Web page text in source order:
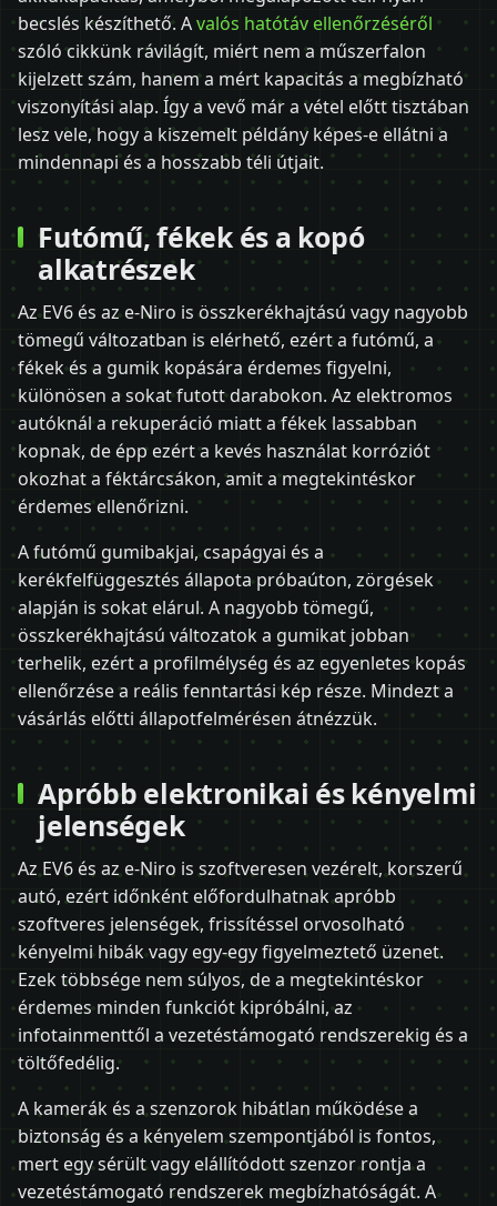
becslés készíthető. Avalós hatótáv ellenőrzéséről
szóló cikkünk rávilágít, miért nem a műszerfalon
kijelzett szám, hanem a mért kapacitás a megbízható
viszonyítási alap. Így a vevő már a vétel előtt tisztában
lesz vele, hogy a kiszemelt példány képes-e ellátni a
mindennapi és a hosszabb téli útjait.
Futómű, fékek és a kopó
alkatrészek
Az EV6 és az e-Niro is összkerékhajtású vagy nagyobb
tömegű változatban is elérhető, ezért a futómű, a
fékek és a gumik kopására érdemes figyelni,
különösen a sokat futott darabokon. Az elektromos
autóknál a rekuperáció miatt a fékek lassabban
kopnak, de épp ezért a kevés használat korróziót
okozhat a féktárcsákon, amit a megtekintéskor
érdemes ellenőrizni.
A futómű gumibakjai, csapágyai és a
kerékfelfüggesztés állapota próbaúton, zörgések
alapján is sokat elárul. A nagyobb tömegű,
összkerékhajtású változatok a gumikat jobban
terhelik, ezért a profilmélység és az egyenletes kopás
ellenőrzése a reális fenntartási kép része. Mindezt a
vásárlás előtti állapotfelmérésen átnézzük.
Apróbb elektronikai és kényelmi
jelenségek
Az EV6 és az e-Niro is szoftveresen vezérelt, korszerű
autó, ezért időnként előfordulhatnak apróbb
szoftveres jelenségek, frissítéssel orvosolható
kényelmi hibák vagy egy-egy figyelmeztető üzenet.
Ezek többsége nem súlyos, de a megtekintéskor
érdemes minden funkciót kipróbálni, az
infotainmenttől a vezetéstámogató rendszerekig és a
töltőfedélig.
A kamerák és a szenzorok hibátlan működése a
biztonság és a kényelem szempontjából is fontos,
mert egy sérült vagy elállítódott szenzor rontja a
vezetéstámogató rendszerek megbízhatóságát. A